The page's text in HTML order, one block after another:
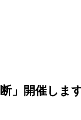
」開催しま